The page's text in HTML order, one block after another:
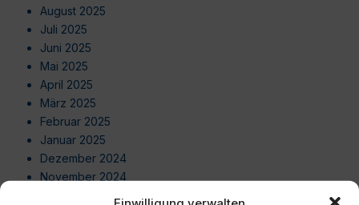
August 2025
Juli 2025
Juni 2025
Mai 2025
April 2025
März 2025
Februar 2025
Januar 2025
Dezember 2024
November 2024